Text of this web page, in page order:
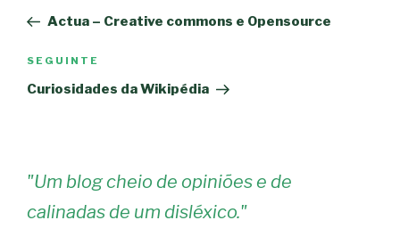
artigos
anterior
Actua – Creative commons e Opensource
Conteúdo
seguinte
SEGUINTE
Curiosidades da Wikipédia
"Um blog cheio de opiniões e de
calinadas de um disléxico."